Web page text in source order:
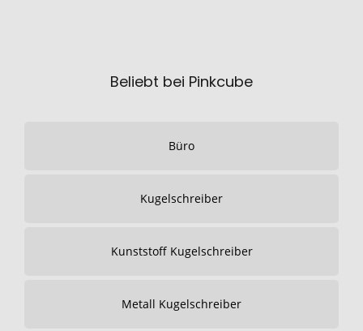
Beliebt bei Pinkcube
Büro
Kugelschreiber
Kunststoff Kugelschreiber
Metall Kugelschreiber